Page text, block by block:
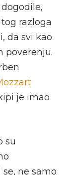
razloga
da svi kao
poverenju.
je imao
su
ne samo